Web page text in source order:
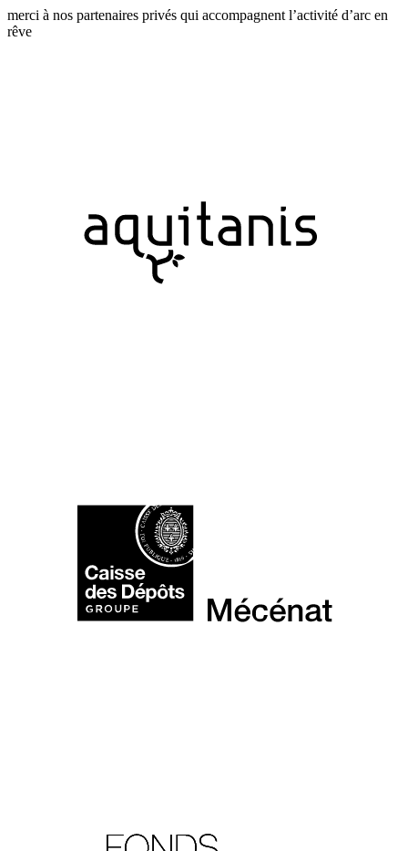
merci à nos partenaires privés qui accompagnent l’activité d’arc en
rêve